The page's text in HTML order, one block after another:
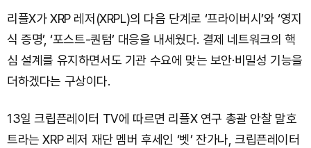
리플X가 XRP 레저(XRPL)의 다음 단계로 ‘프라이버시’와 ‘영지
식 증명’, ‘포스트-퀀텀’ 대응을 내세웠다. 결제 네트워크의 핵
심 설계를 유지하면서도 기관 수요에 맞는 보안·비밀성 기능을
더하겠다는 구상이다.
13일 크립픈레이터 TV에 따르면 리플X 연구 총괄 안찰 말호
트라는 XRP 레저 재단 멤버 후세인 ‘벳’ 잔가나, 크립픈레이터